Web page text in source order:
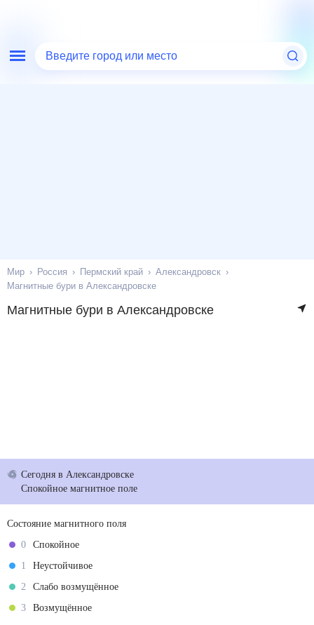
Введите город или место
Мир Россия Пермский край
Александровск
Магнитные бури в Александровске
Магнитные бури в Александровске
Сегодняв Александровске
Спокойное магнитное поле
Состояние магнитного поля
0
Спокойное
1
Неустойчивое
2
Слабо возмущённое
3
Возмущённое